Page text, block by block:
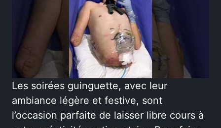
Les soirées guinguette, avec leur
ambiance légère et festive, sont
l’occasion parfaite de laisser libre cours à